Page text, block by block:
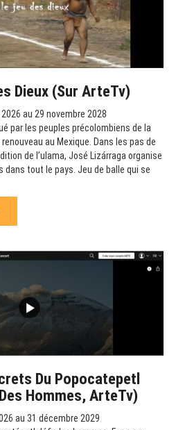
Dieux (sur ArteTv)
au 29 novembre 2028
par les peuples précolombiens de la
au Mexique. Dans les pas de
de l’ulama, José Lizárraga organise
dans tout le pays. Jeu de balle qui se
Du Popocatepetl
Hommes, ArteTv)
au 31 décembre 2029